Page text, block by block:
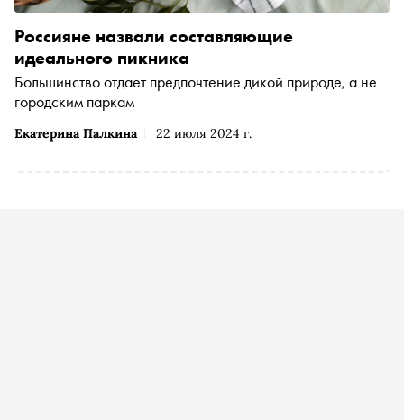
Екатерина Палкина 22 июля 2024 г.
Россияне назвали составляющие
идеального пикника
Большинство отдает предпочтение дикой природе, а не
городским паркам